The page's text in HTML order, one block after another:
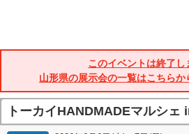
このイベントは終了し
山形県の展示会の一覧はこちらか
トーカイHANDMADEマルシェ